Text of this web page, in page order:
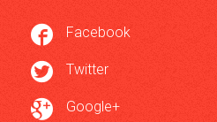
 Facebook
 Twitter
 Google+